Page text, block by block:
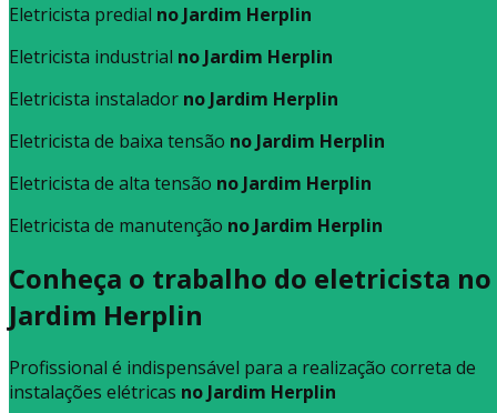
Eletricista predial no Jardim Herplin
Eletricista industrial no Jardim Herplin
Eletricista instalador no Jardim Herplin
Eletricista de baixa tensão no Jardim Herplin
Eletricista de alta tensão no Jardim Herplin
Eletricista de manutenção no Jardim Herplin
Conheça o trabalho do eletricista no
Jardim Herplin
Profissional é indispensável para a realização correta de
instalações elétricas no Jardim Herplin